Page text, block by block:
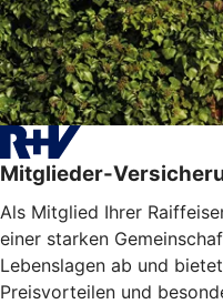
Mitglieder-
Als Mitglied Ihrer
einer starken
Lebenslagen ab und
Preisvorteilen und